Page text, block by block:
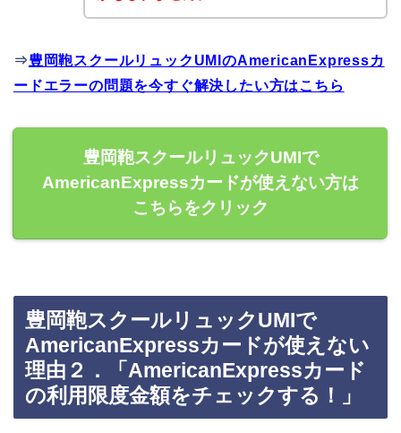
⇒豊岡鞄スクールリュックUMIのAmericanExpressカ
ードエラーの問題を今すぐ解決したい方はこちら
豊岡鞄スクールリュックUMIで
AmericanExpressカードが使えない方は
こちらをクリック
豊岡鞄スクールリュックUMIで
AmericanExpressカードが使えない
理由２．「AmericanExpressカード
の利用限度金額をチェックする！」